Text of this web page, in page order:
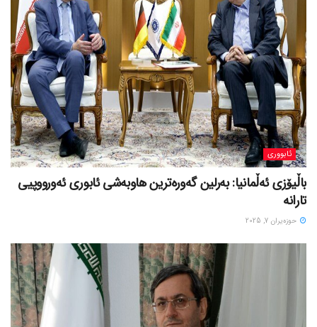
ئابووری
باڵیۆزی ئەڵمانیا: بەرلین گەورەترین هاوبەشی ئابوری ئەورووپیی
تارانە
حوزه‌یران 7, 2025